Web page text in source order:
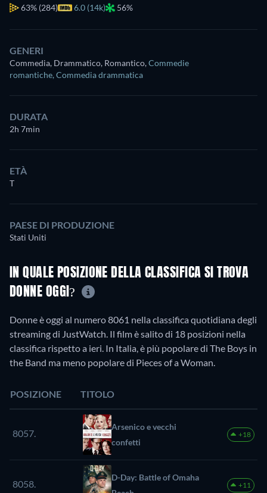
63% (284) 6.0 (14k) 56%
GENERI
Commedia, Drammatico, Romantico,Commedie
romantiche, Commedia drammatica
DURATA
2h 7min
ETÀ
T
PAESE DI PRODUZIONE
Stati Uniti
IN QUALE POSIZIONE DELLA CLASSIFICA SI TROVA
DONNE OGGI?
Donne è oggi al numero 8061 nella classifica quotidiana degli
streaming di JustWatch. Il film è salito di 18 posizioni nella
classifica rispetto a ieri. In Italia, è più popolare di The Boys in
the Band ma meno popolare di Pieces of a Woman.
POSIZIONE TITOLO
8057.
Arsenico e vecchi
confetti
+18
8058.
D-Day: Battle of Omaha
+11